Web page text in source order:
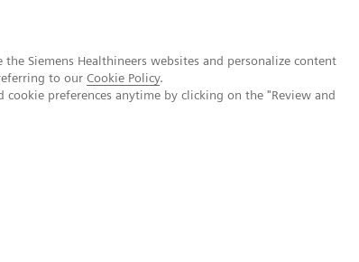
Siemens Healthineers websites and personalize content
to our Cookie Policy.
preferences anytime by clicking on the "Review and